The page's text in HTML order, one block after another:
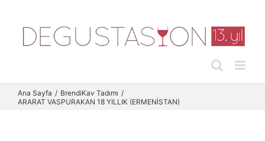
content
Ana Sayfa BrendiKav Tadımı
ARARAT VASPURAKAN 18 YILLIK (ERMENİSTAN)